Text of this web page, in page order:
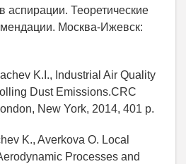
аспирации. Теоретические
Москва-Ижевск:
K.I., Industrial Air Quality
Dust Emissions.CRC
New York, 2014, 401 p.
K., Averkova O. Local
Processes and